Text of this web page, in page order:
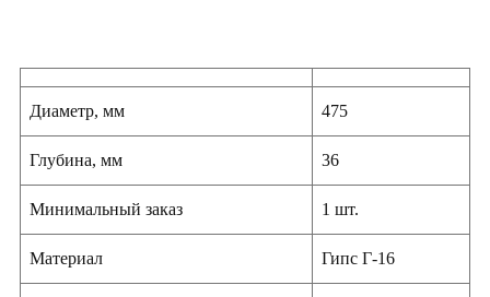
Диаметр, мм 475
Глубина, мм 36
Минимальный заказ 1 шт.
Материал Гипс Г-16